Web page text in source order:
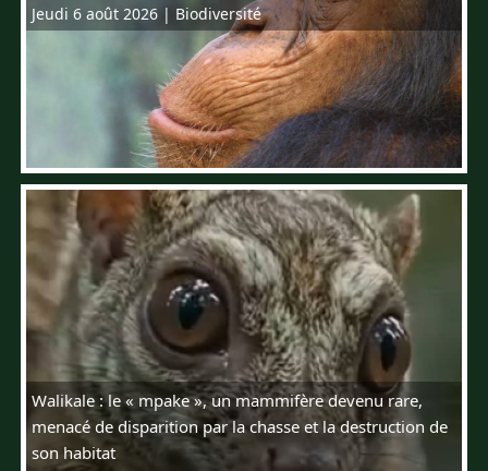
Jeudi 6 août 2026 | Biodiversité
Walikale : le « mpake », un mammifère devenu rare,
menacé de disparition par la chasse et la destruction de
son habitat